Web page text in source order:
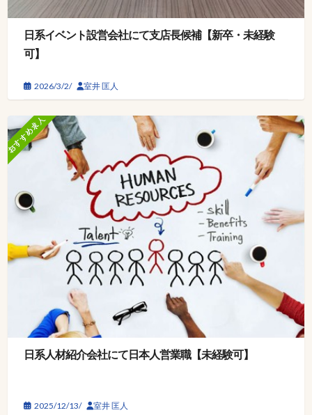
日系イベント設営会社にて支店長候補【新卒・未経験
可】
2026/3/2/ 室井 匡人
日系人材紹介会社にて日本人営業職【未経験可】
2025/12/13/ 室井 匡人